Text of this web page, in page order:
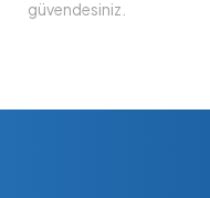
güvendesiniz.